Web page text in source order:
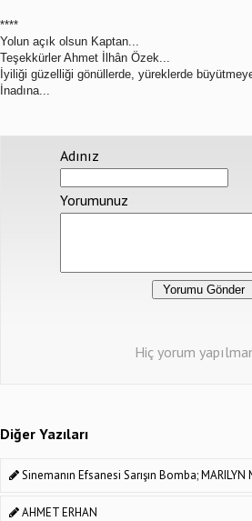
****
Yolun açık olsun Kaptan...
Teşekkürler Ahmet İlhân Özek...
İyiliği güzelliği gönüllerde, yüreklerde
İnadına...
Adınız
Yorumunuz
Hiç yorum
Diğer Yazıları
Sinemanın Efsanesi Sarışın Bomba; MARILYN
AHMET ERHAN